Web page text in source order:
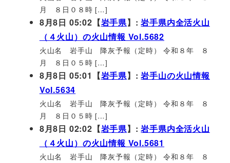
月 ８日０８時 […]
8月8日 05:02【岩手県】:岩手県内全活火山
（４火山）の火山情報 Vol.5682
火山名 岩手山 降灰予報（定時） 令和８年 ８
月 ８日０５時 […]
8月8日 05:01【岩手県】:岩手山の火山情報
Vol.5634
火山名 岩手山 降灰予報（定時） 令和８年 ８
月 ８日０５時 […]
8月8日 02:02【岩手県】:岩手県内全活火山
（４火山）の火山情報 Vol.5681
火山名 岩手山 降灰予報（定時） 令和８年 ８